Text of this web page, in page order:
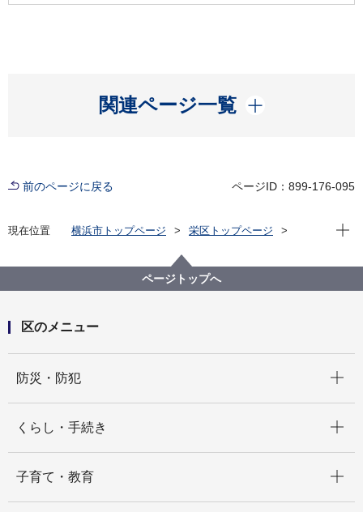
関連ページ一覧
開く
前のページに戻る ページID：899-176-095
現在位置 横浜市トップページ
栄区トップページ
栄区セーフコミュニティ※認証期間満了（令和５年10
推進協議会
現在
ページトップへ
区のメニュー
防災・防犯
くらし・手続き
子育て・教育